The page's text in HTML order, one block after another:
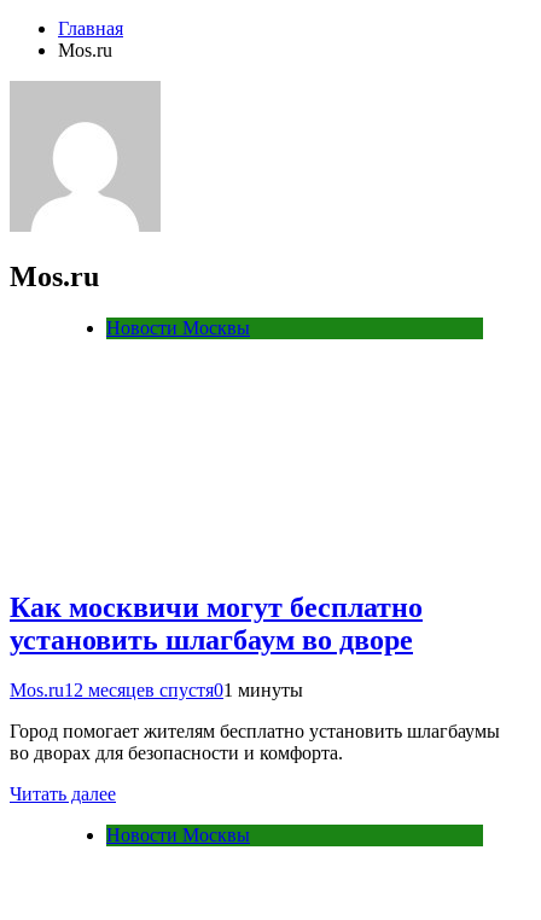
Главная
Mos.ru
Mos.ru
Новости Москвы
Как москвичи могут бесплатно
установить шлагбаум во дворе
Mos.ru12 месяцев спустя01 минуты
Город помогает жителям бесплатно установить шлагбаумы
во дворах для безопасности и комфорта.
Читать далее
Новости Москвы